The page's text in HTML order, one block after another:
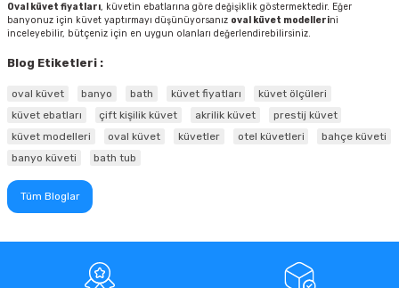
Oval küvet fiyatları, küvetin ebatlarına göre değişiklik göstermektedir. Eğer
banyonuz için küvet yaptırmayı düşünüyorsanız oval küvet modellerini
inceleyebilir, bütçeniz için en uygun olanları değerlendirebilirsiniz.
Blog Etiketleri :
oval küvet banyo bath küvet fiyatları
küvet ölçüleri
küvet ebatları
çift kişilik küvet akrilik küvet
prestij küvet
küvet modelleri
oval küvet küvetler otel küvetleri
bahçe küveti
banyo küveti
bath tub
Tüm Bloglar